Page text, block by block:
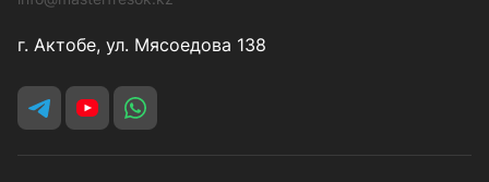
г. Актобе, ул. Мясоедова 138